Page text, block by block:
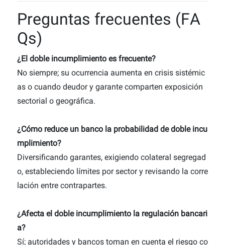
Preguntas frecuentes (FA
Qs)
¿El doble incumplimiento es frecuente?
No siempre; su ocurrencia aumenta en crisis sistémic
as o cuando deudor y garante comparten exposición
sectorial o geográfica.
¿Cómo reduce un banco la probabilidad de doble incu
mplimiento?
Diversificando garantes, exigiendo colateral segregad
o, estableciendo límites por sector y revisando la corre
lación entre contrapartes.
¿Afecta el doble incumplimiento la regulación bancari
a?
Sí; autoridades y bancos toman en cuenta el riesgo co